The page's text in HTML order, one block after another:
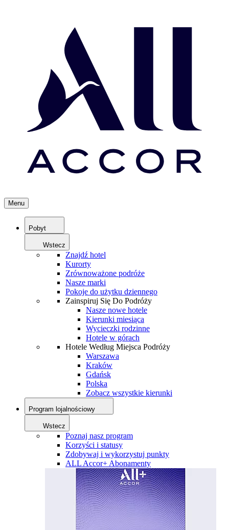
Menu
Pobyt
Wstecz
Znajdź hotel
Kurorty
Zrównoważone podróże
Nasze marki
Pokoje do użytku dziennego
Zainspiruj Się Do Podróży
Nasze nowe hotele
Kierunki miesiąca
Wycieczki rodzinne
Hotele w górach
Hotele Według Miejsca Podróży
Warszawa
Kraków
Gdańsk
Polska
Zobacz wszystkie kierunki
Program lojalnościowy
Wstecz
Poznaj nasz program
Korzyści i statusy
Zdobywaj i wykorzystuj punkty
ALL Accor+ Abonamenty